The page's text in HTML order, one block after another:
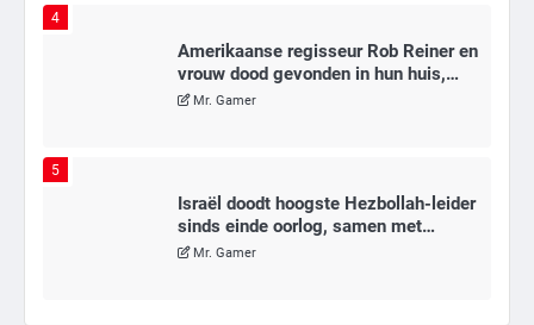
4
Amerikaanse regisseur Rob Reiner en
vrouw dood gevonden in hun huis,
eigen zoon hoofdverdachte
Mr. Gamer
5
Israël doodt hoogste Hezbollah-leider
sinds einde oorlog, samen met
meerdere omwonenden
Mr. Gamer